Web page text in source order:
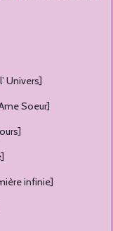
Univers]
Soeur]
infinie]